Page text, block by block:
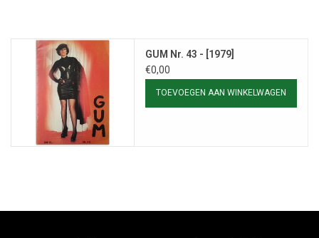
GUM Nr. 43 - [1979]
€0,00
TOEVOEGEN AAN WINKELWAGEN